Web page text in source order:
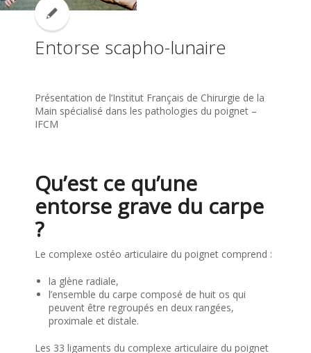
Entorse scapho-lunaire
Présentation de l’Institut Français de Chirurgie de la
Main spécialisé dans les pathologies du poignet –
IFCM
Qu’est ce qu’une
entorse grave du carpe
?
Le complexe ostéo articulaire du poignet comprend :
la glène radiale,
l’ensemble du carpe composé de huit os qui
peuvent être regroupés en deux rangées,
proximale et distale.
Les 33 ligaments du complexe articulaire du poignet